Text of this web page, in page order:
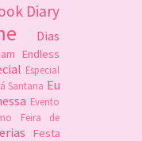
Diary
Dias
Endless
Especial
Santana Eu
Evento
Feira de
Festa